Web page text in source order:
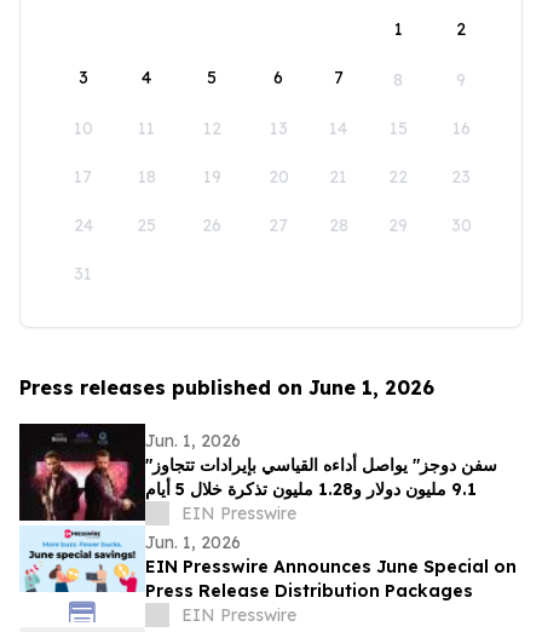
1
2
3 4 5 6 7 8 9
10 11 12 13 14 15 16
17 18 19 20 21 22 23
24 25 26 27 28 29 30
31
Press releases published on June 1, 2026
Jun. 1, 2026
"سفن دوجز" يواصل أداءه القياسي بإيرادات تتجاوز
9.1 مليون دولار و1.28 مليون تذكرة خلال 5 أيام
EIN Presswire
Jun. 1, 2026
EIN Presswire Announces June Special on
Press Release Distribution Packages
EIN Presswire